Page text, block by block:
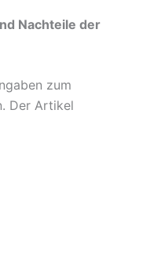
Nachteile der
zum
Der Artikel